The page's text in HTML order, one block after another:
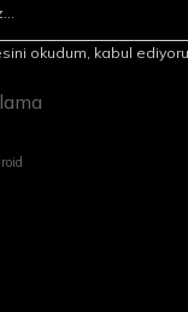
okudum, kabul